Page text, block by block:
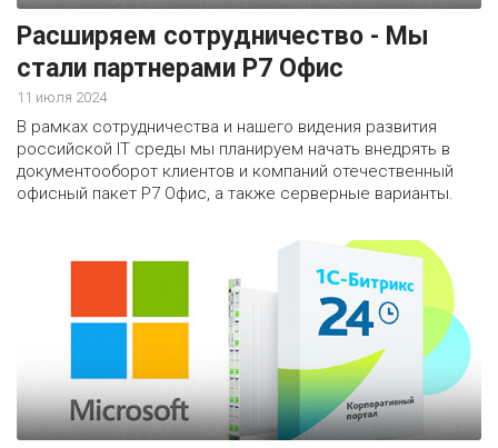
Расширяем сотрудничество - Мы
стали партнерами Р7 Офис
11 июля 2024
В рамках сотрудничества и нашего видения развития
российской IT среды мы планируем начать внедрять в
документооборот клиентов и компаний отечественный
офисный пакет Р7 Офис, а также серверные варианты.